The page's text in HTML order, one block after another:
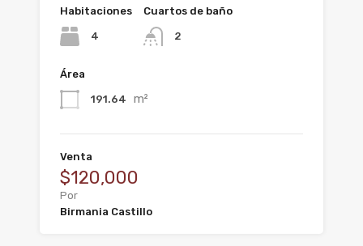
Habitaciones
4
Cuartos de baño
2
Área
191.64 m²
Venta
$120,000
Por
Birmania Castillo